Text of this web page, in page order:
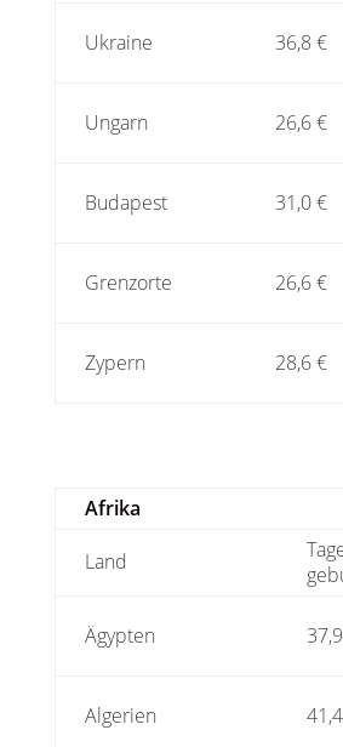
Ukraine 36,8 €
Ungarn 26,6 €
Budapest 31,0 €
Grenzorte 26,6 €
Zypern 28,6 €
Afrika
Land
Ägypten
Algerien